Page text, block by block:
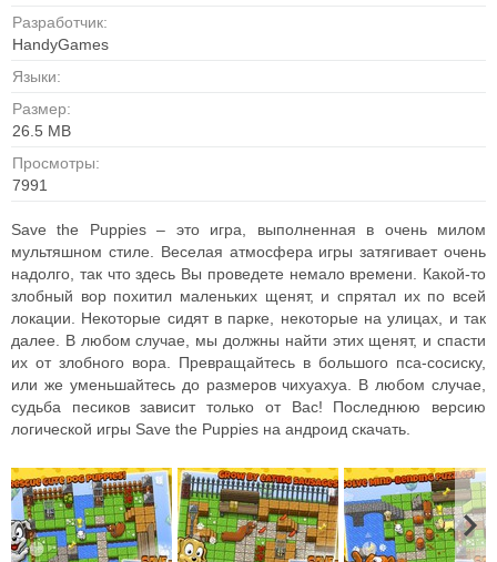
Разработчик:
HandyGames
Языки:
Размер:
26.5 MB
Просмотры:
7991
Save the Puppies – это игра, выполненная в очень милом
мультяшном стиле. Веселая атмосфера игры затягивает очень
надолго, так что здесь Вы проведете немало времени. Какой-то
злобный вор похитил маленьких щенят, и спрятал их по всей
локации. Некоторые сидят в парке, некоторые на улицах, и так
далее. В любом случае, мы должны найти этих щенят, и спасти
их от злобного вора. Превращайтесь в большого пса-сосиску,
или же уменьшайтесь до размеров чихуахуа. В любом случае,
судьба песиков зависит только от Вас! Последнюю версию
логической игры Save the Puppies на андроид скачать.